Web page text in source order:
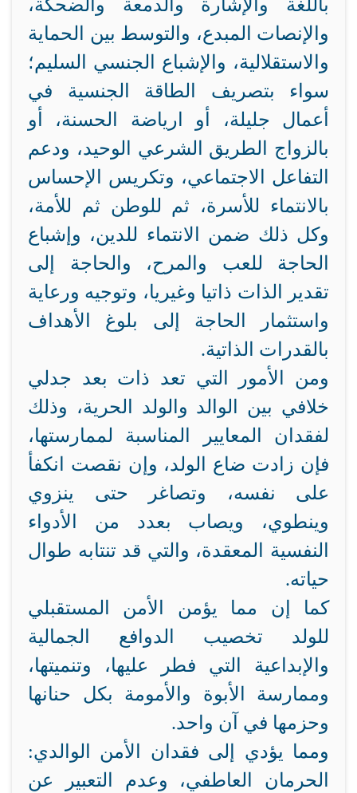
باللغة والإشارة والدمعة والضحكة،
والإنصات المبدع، والتوسط بين الحماية
والاستقلالية، والإشباع الجنسي السليم؛
سواء بتصريف الطاقة الجنسية في
أعمال جليلة، أو ارياضة الحسنة، أو
بالزواج الطريق الشرعي الوحيد، ودعم
التفاعل الاجتماعي، وتكريس الإحساس
بالانتماء للأسرة، ثم للوطن ثم للأمة،
وكل ذلك ضمن الانتماء للدين، وإشباع
الحاجة للعب والمرح، والحاجة إلى
تقدير الذات ذاتيا وغيريا، وتوجيه ورعاية
واستثمار الحاجة إلى بلوغ الأهداف
بالقدرات الذاتية.
ومن الأمور التي تعد ذات بعد جدلي
خلافي بين الوالد والولد الحرية، وذلك
لفقدان المعايير المناسبة لممارستها،
فإن زادت ضاع الولد، وإن نقصت انكفأ
على نفسه، وتصاغر حتى ينزوي
وينطوي، ويصاب بعدد من الأدواء
النفسية المعقدة، والتي قد تنتابه طوال
حياته.
كما إن مما يؤمن الأمن المستقبلي
للولد تخصيب الدوافع الجمالية
والإبداعية التي فطر عليها، وتنميتها،
وممارسة الأبوة والأمومة بكل حنانها
وحزمها في آن واحد.
ومما يؤدي إلى فقدان الأمن الوالدي:
الحرمان العاطفي، وعدم التعبير عن